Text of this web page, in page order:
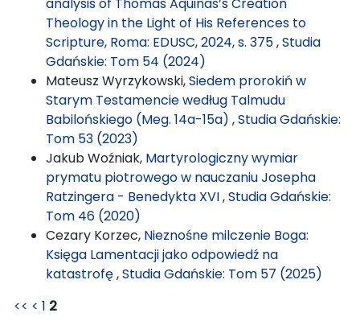
Theology in the Light of His References to
Scripture, Roma: EDUSC, 2024, s. 375,Studia
Gdańskie: Tom 54 (2024)
Mateusz Wyrzykowski,Siedem prorokiń w
Starym Testamencie według Talmudu
Babilońskiego (Meg. 14a-15a) ,Studia Gdańskie:
Tom 53 (2023)
Jakub Woźniak, Martyrologiczny wymiar
prymatu piotrowego w nauczaniu Josepha
Ratzingera - Benedykta XVI,Studia Gdańskie:
Tom 46 (2020)
Cezary Korzec, Nieznośne milczenie Boga:
Księga Lamentacji jako odpowiedź na
katastrofę,Studia Gdańskie: Tom 57 (2025)
<< < 1 2